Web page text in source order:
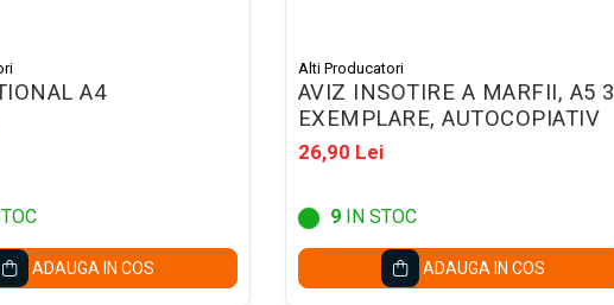
A4
ADAUGA IN COS
Alti Producatori
AVIZ INSOTIRE A MARFII, A5 3
EXEMPLARE, AUTOCOPIATIV
26,90 Lei
9IN STOC
ADAUGA IN COS